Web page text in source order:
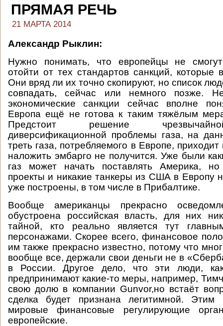
ПРЯМАЯ РЕЧЬ
21 МАРТА 2014
Александр Рыклин:
Нужно понимать, что европейцы не
отойти от тех стандартов санкций, которые
Они вряд ли их точно скопируют, но список
совпадать, сейчас или немного позже.
экономические санкции сейчас вполне
Европа ещё не готова к таким тяжёлым
Предстоит решение
диверсификационной проблемы газа, на
треть газа, потребляемого в Европе,
наложить эмбарго не получится. Уже были
газ может начать поставлять Америка,
проекты и никакие танкеры из США в Европу
уже построены, в том числе в Прибалтике.
Вообще американцы прекрасно
обустроена российская власть, для них
тайной, кто реально является тут
персонажами. Скорее всего, финансовое
им также прекрасно известно, потому что
вообще все, держали свои деньги не в
в России. Другое дело, что эти люди,
предпринимают какие-то меры, например,
свою долю в компании Gunvor,но встаёт
сделка будет признана легитимной. Этим
мировые финансовые регулирующие
европейские.